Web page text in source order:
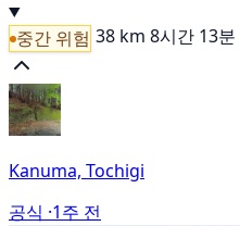
중간 위험 38 km 8시간 13분
Kanuma, Tochigi
공식 ·1주 전